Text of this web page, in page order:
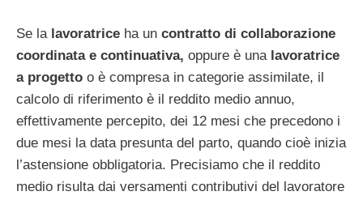
Se la lavoratrice ha un contratto di collaborazione
coordinata e continuativa, oppure è unalavoratrice
a progetto o è compresa in categorie assimilate, il
calcolo di riferimento è il reddito medio annuo,
effettivamente percepito, dei 12 mesi che precedono i
due mesi la data presunta del parto, quando cioè inizia
l’astensione obbligatoria. Precisiamo che il reddito
medio risulta dai versamenti contributivi del lavoratore